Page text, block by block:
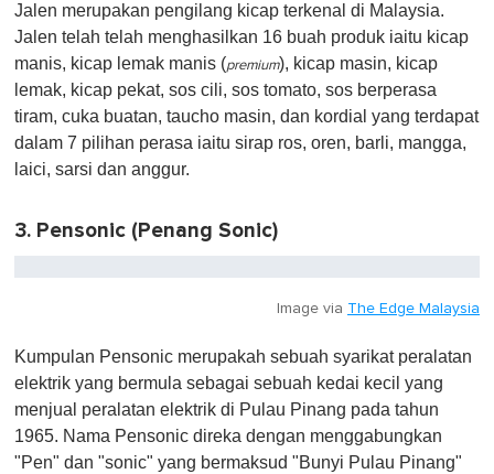
Jalen merupakan pengilang kicap terkenal di Malaysia.
Jalen telah telah menghasilkan 16 buah produk iaitu kicap
manis, kicap lemak manis (premium), kicap masin, kicap
lemak, kicap pekat, sos cili, sos tomato, sos berperasa
tiram, cuka buatan, taucho masin, dan kordial yang terdapat
dalam 7 pilihan perasa iaitu sirap ros, oren, barli, mangga,
laici, sarsi dan anggur.
3. Pensonic (Penang Sonic)
Image via The Edge Malaysia
Kumpulan Pensonic merupakah sebuah syarikat peralatan
elektrik yang bermula sebagai sebuah kedai kecil yang
menjual peralatan elektrik di Pulau Pinang pada tahun
1965. Nama Pensonic direka dengan menggabungkan
"Pen" dan "sonic" yang bermaksud "Bunyi Pulau Pinang"